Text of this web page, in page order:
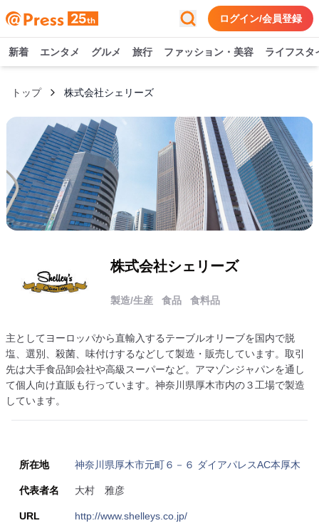
ログイン/会員登録
新着 エンタメ グルメ 旅行 ファッション・美容 ライフスタ
トップ 株式会社シェリーズ
株式会社シェリーズ
製造/生産 食品 食料品
主としてヨーロッパから直輸入するテーブルオリーブを国内で脱
塩、選別、殺菌、味付けするなどして製造・販売しています。取引
先は大手食品卸会社や高級スーパーなど。アマゾンジャパンを通し
て個人向け直販も行っています。神奈川県厚木市内の３工場で製造
しています。
所在地 神奈川県厚木市元町６－６ ダイアパレスAC本厚木
代表者名 大村 雅彦
URL http://www.shelleys.co.jp/